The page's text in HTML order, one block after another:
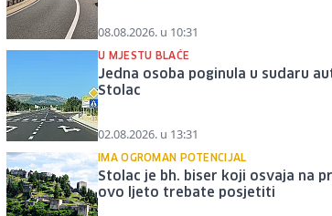
08.08.2026. u 10:31
U MJESTU BLAĆE
Jedna osoba poginula u sudaru
Stolac
02.08.2026. u 13:31
IMA OGROMAN POTENCIJAL
Stolac je bh. biser koji osvaja na
ovo ljeto trebate posjetiti